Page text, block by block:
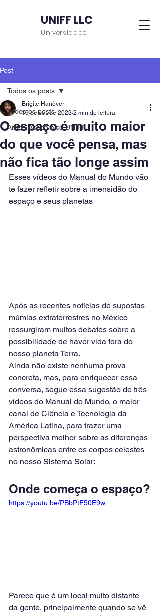
UNIFF LLC
Universidade
Post
Todos os posts
Artigo Acadêmico UNIFF
Todos os posts
O espaço é muito maior
do que você pensa, mas
não fica tão longe assim
Brigite Hanôver
19 de set. de 2023 2 min de leitura
Esses vídeos do Manual do Mundo vão
te fazer refletir sobre a imensidão do
espaço e seus planetas
Após as recentes notícias de supostas
múmias extraterrestres no México
ressurgiram muitos debates sobre a
possibilidade de haver vida fora do
nosso planeta Terra.
Ainda não existe nenhuma prova
concreta, mas, para enriquecer essa
conversa, segue essa sugestão de três
vídeos do Manual do Mundo, o maior
canal de Ciência e Tecnologia da
América Latina, para trazer uma
perspectiva melhor sobre as diferenças
astronômicas entre os corpos celestes
no nosso Sistema Solar:
Onde começa o espaço?
https://youtu.be/PBbPtF50E9w
Parece que é um local muito distante
da gente, principalmente quando se vê